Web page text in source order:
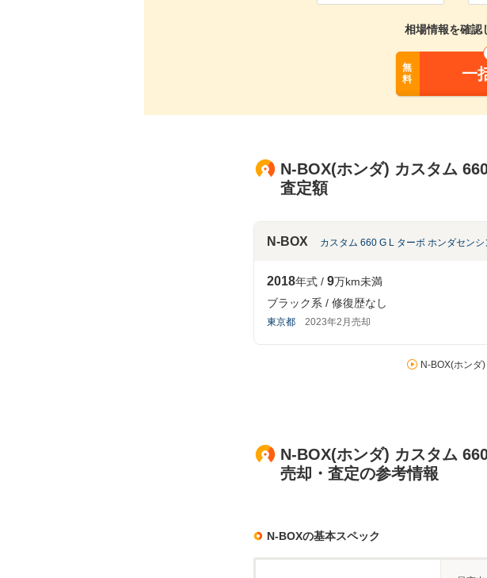
相場情報を確認
無
料
一
N-BOX(ホンダ) カスタム
査定額
N-BOX カスタム 660 G L ターボ ホンダセンシ
2018年式 9万km未満
ブラック系
修復歴なし
東京都 2023年2月売却
N-BOX(ホンダ
N-BOX(ホンダ) カスタム
売却・査定の参考情報
N-BOXの基本スペック